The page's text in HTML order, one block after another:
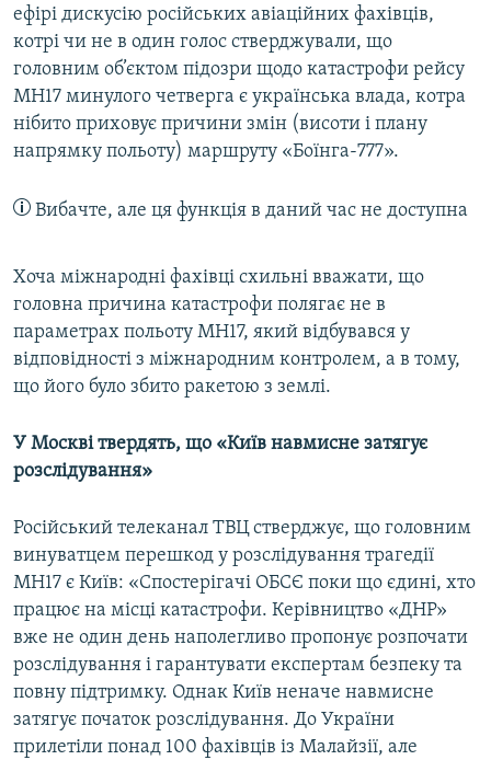
ефірі дискусію російських авіаційних фахівців,
котрі чи не в один голос стверджували, що
головним об’єктом підозри щодо катастрофи рейсу
MH17 минулого четверга є українська влада, котра
нібито приховує причини змін (висоти і плану
напрямку польоту) маршруту «Боїнга-777».
Вибачте, але ця функція в даний час не доступна
Хоча міжнародні фахівці схильні вважати, що
головна причина катастрофи полягає не в
параметрах польоту MH17, який відбувався у
відповідності з міжнародним контролем, а в тому,
що його було збито ракетою з землі.
У Москві твердять, що «Київ навмисне затягує
розслідування»
Російський телеканал ТВЦ стверджує, що головним
винуватцем перешкод у розслідування трагедії
MH17 є Київ: «Спостерігачі ОБСЄ поки що єдині, хто
працює на місці катастрофи. Керівництво «ДНР»
вже не один день наполегливо пропонує розпочати
розслідування і гарантувати експертам безпеку та
повну підтримку. Однак Київ неначе навмисне
затягує початок розслідування. До України
прилетіли понад 100 фахівців із Малайзії, але